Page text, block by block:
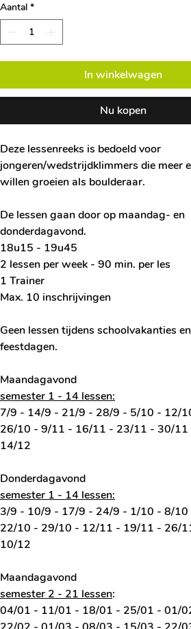
Aantal *
In winkelwagen
Nu kopen
Deze lessenreeks is bedoeld voor
jongeren/wedstrijdklimmers die meer
willen groeien als boulderaar.
De lessen gaan door op maandag- en
donderdagavond.
18u15 - 19u45
2 lessen per week - 90 min. per les
1 Trainer
Max. 10 inschrijvingen
Geen lessen tijdens schoolvakanties en
feestdagen.
Maandagavond
semester 1 - 14 lessen:
7/9 - 14/9 - 21/9 - 28/9 - 5/10 - 12/
26/10 - 9/11 - 16/11 - 23/11 - 30/
14/12
Donderdagavond
semester 1 - 14 lessen:
3/9 - 10/9 - 17/9 - 24/9 - 1/10 - 8/
22/10 - 29/10 - 12/11 - 19/11 - 26/
10/12
Maandagavond
semester 2 - 21 lessen:
04/01 - 11/01 - 18/01 - 25/01 - 01/